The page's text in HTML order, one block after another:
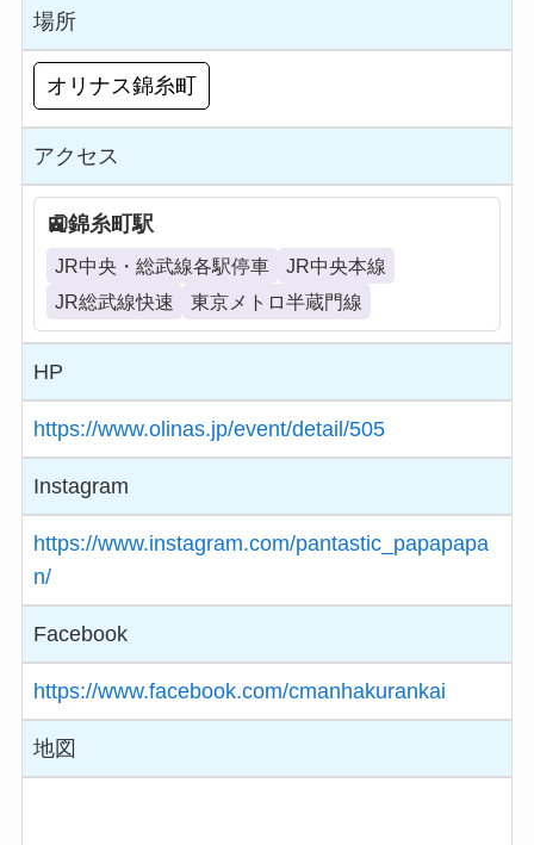
場所
オリナス錦糸町
アクセス
錦糸町駅
JR中央・総武線各駅停車
JR中央本線
JR総武線快速
東京メトロ半蔵門線
HP
https://www.olinas.jp/event/detail/505
Instagram
https://www.instagram.com/pantastic_papapapa
n/
Facebook
https://www.facebook.com/cmanhakurankai
地図